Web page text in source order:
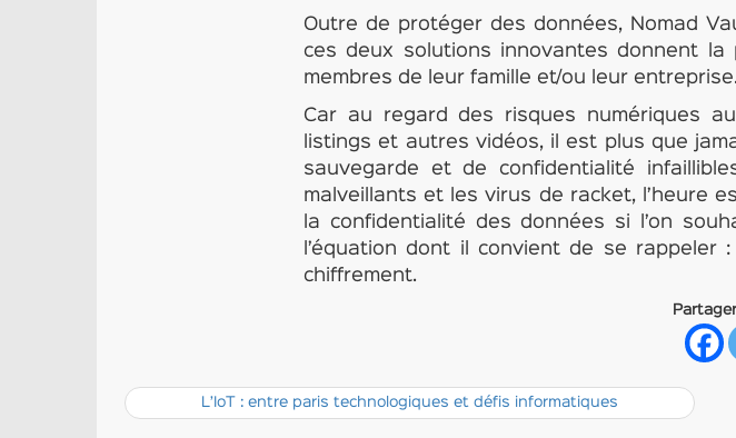
Outre de protéger des données, Nomad
ces deux solutions innovantes donnent
membres de leur famille et/ou leur entreprise.
Car au regard des risques numériques
listings et autres vidéos, il est plus que
sauvegarde et de confidentialité
malveillants et les virus de racket, l’heure
la confidentialité des données si l’on
l’équation dont il convient de se rappeler
chiffrement.
L’IoT : entre paris technologiques et défis informatiques